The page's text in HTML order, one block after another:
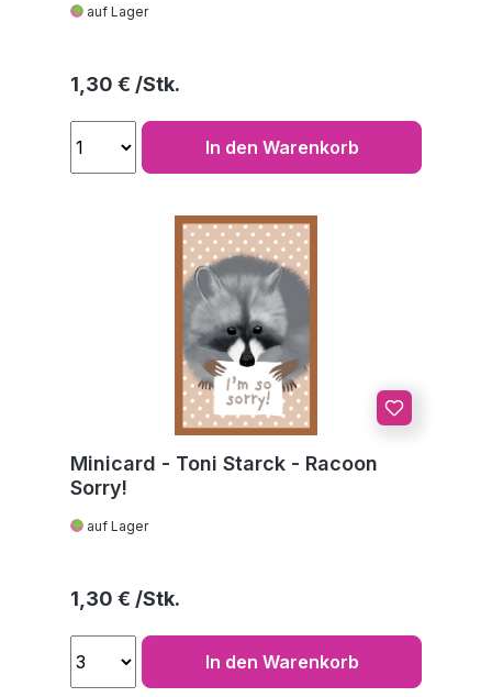
auf Lager
Regulärer Preis:
1,30 €
In den Warenkorb
Minicard - Toni Starck - Racoon
Sorry!
auf Lager
Regulärer Preis:
1,30 €
In den Warenkorb